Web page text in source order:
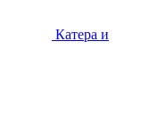
Катера и